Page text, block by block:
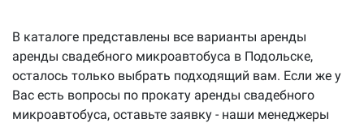
В каталоге представлены все варианты аренды
аренды свадебного микроавтобуса в Подольске,
осталось только выбрать подходящий вам. Если же у
Вас есть вопросы по прокату аренды свадебного
микроавтобуса, оставьте заявку - наши менеджеры